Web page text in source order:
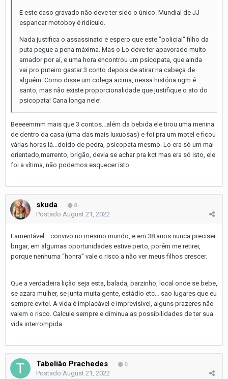
E este caso gravado não deve ter sido o único. Mundial de JJ
espancar motoboy é ridículo.
Nada justifica o assassinato e espero que este "policial" filho da
puta pegue a pena máxima. Mas o Lo deve ter apavorado muito
amador por aí, e uma hora encontrou um psicopata, que ainda
vai pro puteiro gastar 3 conto depois de atirar na cabeça de
alguém. Como disse um colega acima, nessa história ngm é
santo, mas não existe proporcionalidade que justifique o ato do
psicopata! Cana longa nele!
Beeeemmm mais que 3 contos...além da bebida ele tirou uma menina
de dentro da casa (uma das mais luxuosas) e foi pra um motel e ficou
várias horas lá...doido de pedra, psicopata mesmo. Lo era só um mal
orientado,marrento, brigão, devia se achar pra kct mas era só isto, ele
foi a vítima, não podemos esquecer isto.
skuda 0
Postado August 21, 2022
Lamentável… convivo no mesmo mundo, e em 38 anos nunca precisei
brigar, em algumas oportunidades estive perto, porém me retirei,
porque nenhuma “honra” vale o risco a não ver meus filhos crescer.
Que a verdadeira lição seja esta, balada, barzinho, local onde se bebe,
se azara mulher, se junta muita gente, estádio etc… sao lugares que eu
sempre evitei. A vida é implacável e imprevisível, alguns prazeres não
valem o risco. Calcule sempre e diminua as possibilidades de ter sua
vida interrompida.
Tabelião Prachedes 0
Postado August 21, 2022